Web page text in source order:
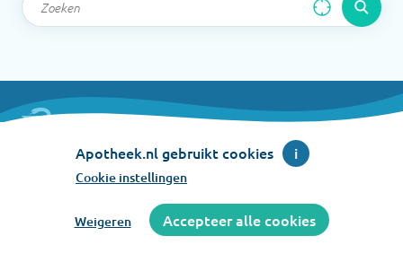
Apotheek.nl is een initiatief van de Koninklijke
Nederlandse Maatschappij ter bevordering der
Apotheek.nl gebruikt cookies i
Cookie instellingen
Weigeren Accepteer alle cookies